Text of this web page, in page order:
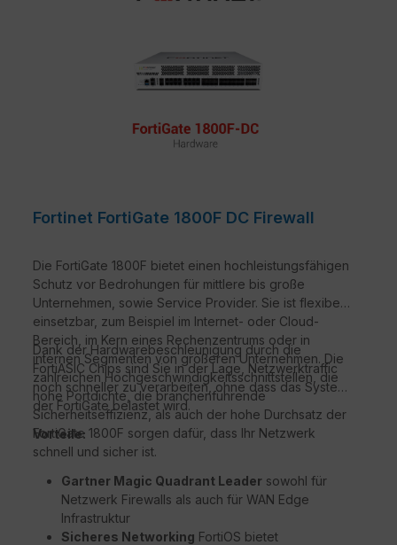
Fortinet FortiGate 1800F DC Firewall
Die FortiGate 1800F bietet einen hochleistungsfähigen
Schutz vor Bedrohungen für mittlere bis große
Unternehmen, sowie Service Provider. Sie ist flexibel
einsetzbar, zum Beispiel im Internet- oder Cloud-
Bereich, im Kern eines Rechenzentrums oder in
internen Segmenten von größeren Unternehmen. Die
zahlreichen Hochgeschwindigkeitsschnittstellen, die
hohe Portdichte, die branchenführende
Sicherheitseffizienz, als auch der hohe Durchsatz der
FortiGate 1800F sorgen dafür, dass Ihr Netzwerk
schnell und sicher ist.
Dank der Hardwarebeschleunigung durch die
FortiASIC Chips sind Sie in der Lage, Netzwerktraffic
noch schneller zu verarbeiten, ohne dass das System
der FortiGate belastet wird.
Vorteile:
Gartner Magic Quadrant Leader sowohl für
Netzwerk Firewalls als auch für WAN Edge
Infrastruktur
Sicheres Networking FortiOS bietet